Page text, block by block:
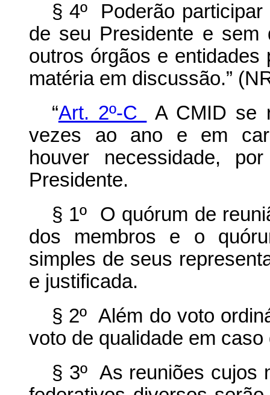
§ 4º Poderão
de seu Presidente e sem
outros órgãos e
matéria em discussão.”
“Art. 2º-C
A CMID se
vezes ao ano e em
houver necessidade,
Presidente.
§ 1º O quórum de
dos membros e o
simples de seus
e justificada.
§ 2º Além do voto
voto de qualidade em caso
§ 3º As reuniões cujos